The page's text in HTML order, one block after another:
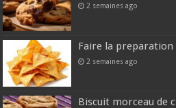
2 semaines ago
Faire la
2 semaines ago
Biscuit morceau de